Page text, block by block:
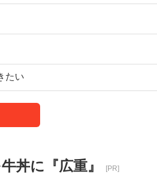
たい
丼に『広重』 [PR]